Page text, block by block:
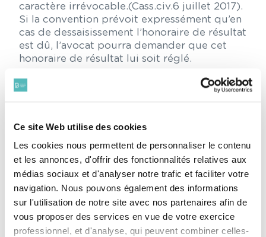
Ce site Web utilise des cookies
Les cookies nous permettent de personnaliser le contenu
et les annonces, d'offrir des fonctionnalités relatives aux
médias sociaux et d'analyser notre trafic et faciliter votre
navigation. Nous pouvons également des informations
sur l'utilisation de notre site avec nos partenaires afin de
vous proposer des services en vue de votre exercice
professionnel, et d'analyse, qui peuvent combiner celles-
caractère irrévocable.(Cass.civ.6 juillet 2017).
Si la convention prévoit expressément qu’en
cas de dessaisissement l’honoraire de résultat
est dû, l’avocat pourra demander que cet
honoraire de résultat lui soit réglé.
HONORAIRES APRES SERVICE RENDU
honoraires dès lors que le principe et le
montant de l’honoraire ont été acceptés par
le client après service rendu (que celui-ci ait
été précédé ou non d’une convention) et à la
condition que le paiement soit intervenu